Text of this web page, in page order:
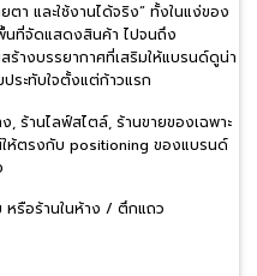
า และใช้งานได้จริง” ทั้งในแง่ของ
นที่จัดแสดงสินค้า ไปจนถึง
ร้างบรรยากาศที่เสริมให้แบรนด์ดูน่า
ระทับใจตั้งแต่ก้าวแรก
, ร้านไลฟ์สไตล์, ร้านขายของเฉพาะ
ให้ตรงกับ positioning ของแบรนด์
หรือร้านในห้าง / ตึกแถว